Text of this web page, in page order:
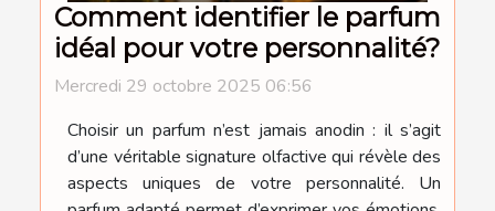
Comment identifier le parfum
idéal pour votre personnalité?
Mercredi 29 octobre 2025 06:56
Choisir un parfum n’est jamais anodin : il s’agit
d’une véritable signature olfactive qui révèle des
aspects uniques de votre personnalité. Un